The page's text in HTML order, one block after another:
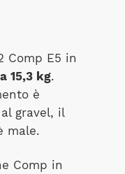
Comp E5 in
15,3 kg.
è
gravel, il
male.
Comp in